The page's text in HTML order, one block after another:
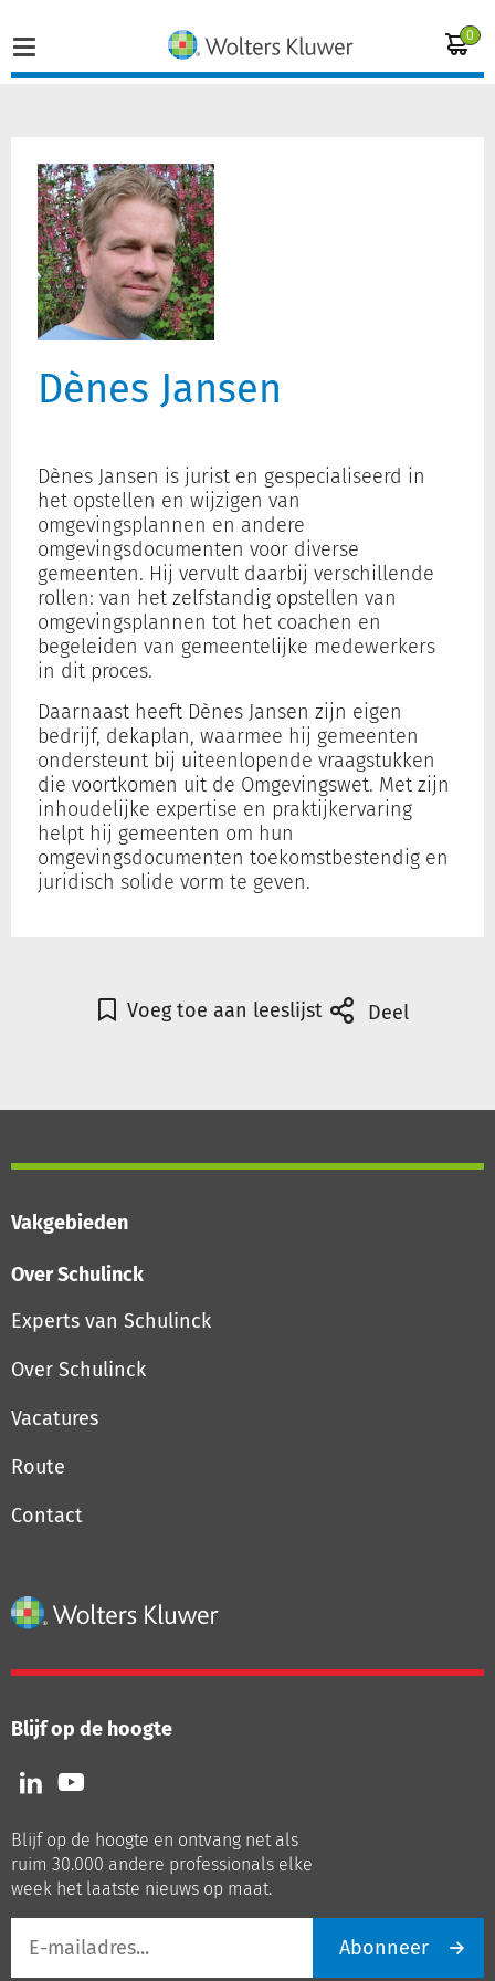
0
Home
Vakgebieden
Actueel
Producten
Opleidingen
Inloggen op de kennisbank
Inloggen
Registreren
Dènes Jansen
Dènes Jansen is jurist en gespecialiseerd in
het opstellen en wijzigen van
omgevingsplannen en andere
omgevingsdocumenten voor diverse
gemeenten. Hij vervult daarbij verschillende
rollen: van het zelfstandig opstellen van
omgevingsplannen tot het coachen en
begeleiden van gemeentelijke medewerkers
in dit proces.
Daarnaast heeft Dènes Jansen zijn eigen
bedrijf, dekaplan, waarmee hij gemeenten
ondersteunt bij uiteenlopende vraagstukken
die voortkomen uit de Omgevingswet. Met zijn
inhoudelijke expertise en praktijkervaring
helpt hij gemeenten om hun
omgevingsdocumenten toekomstbestendig en
juridisch solide vorm te geven.
Voeg toe aan leeslijst Deel
Vakgebieden
Over Schulinck
Experts van Schulinck
Over Schulinck
Vacatures
Route
Contact
Blijf op de hoogte
Volg
ons
LinkedIn
Volg
ons
Youtube
Blijf op de hoogte en ontvang net als
ruim 30.000 andere professionals elke
week het laatste nieuws op maat.
mailadres
Abonneer